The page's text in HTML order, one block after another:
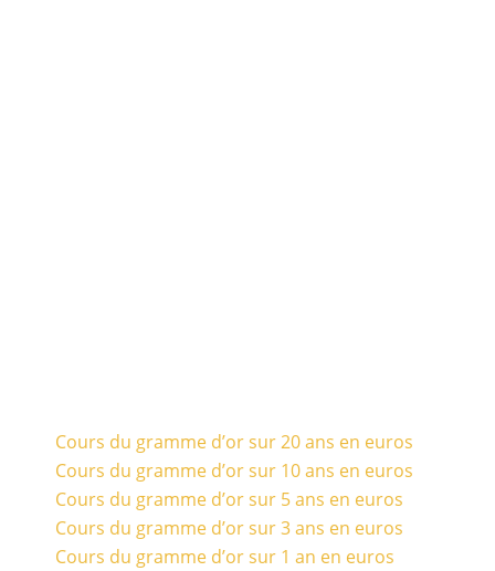
Cours du gramme d’or sur 20 ans en euros
Cours du gramme d’or sur 10 ans en euros
Cours du gramme d’or sur 5 ans en euros
Cours du gramme d’or sur 3 ans en euros
Cours du gramme d’or sur 1 an en euros